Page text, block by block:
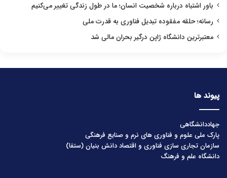
باور اشتباه درباره شخصیت انسان؛ ما در طول زندگی تغییر می‌کنیم
رسانه؛ حلقه مفقوده تبدیل فناوری به قدرت ملی
معتبرترین دانشگاه ژاپن درگیر بحران مالی شد
پیوند ها
جهاددانشگاهی
پارک ملی علوم و فناوری های نرم و صنایع فرهنگی
سازمان تجاری سازی فناوری و اقتصاد دانش بنیان (ستفا)
دانشگاه علم و فرهنگ